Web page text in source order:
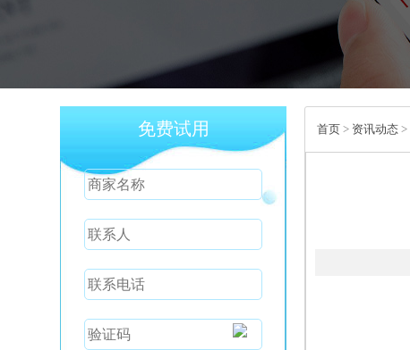
免费试用 首页 > 资讯动态 >